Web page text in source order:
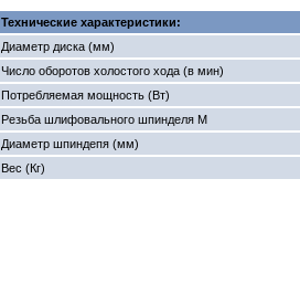
Технические характеристики:
Диаметр диска (мм)
Число оборотов холостого хода (в мин)
Потребляемая мощность (Вт)
Резьба шлифовального шпинделя M
Диаметр шпиндепя (мм)
Вес (Кг)